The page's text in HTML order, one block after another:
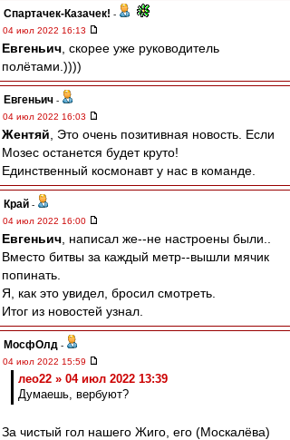
Спартачек-Казачек! -
04 июл 2022 16:13
Евгеньич , скорее уже руководитель
полётами.))))
Евгеньич -
04 июл 2022 16:03
Жентяй , Это очень позитивная новость. Если
Мозес останется будет круто!
Единственный космонавт у нас в команде.
Край -
04 июл 2022 16:00
Евгеньич , написал же--не настроены были..
Вместо битвы за каждый метр--вышли мячик
попинать.
Я, как это увидел, бросил смотреть.
Итог из новостей узнал.
МосфОлд -
04 июл 2022 15:59
лео22 » 04 июл 2022 13:39
Думаешь, вербуют?
За чистый гол нашего Жиго, его (Москалёва)